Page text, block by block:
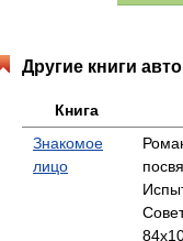
Другие книги
Книга
Знакомое
лицо